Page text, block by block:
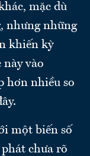
mặc dù
nhưng những
khiến kỳ
vào
hơn nhiều so
một biến số
chưa rõ